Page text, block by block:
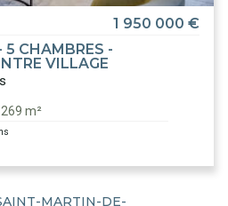
1 950 000 €
5 CHAMBRES -
VILLAGE
269 m²
MARTIN-DE-